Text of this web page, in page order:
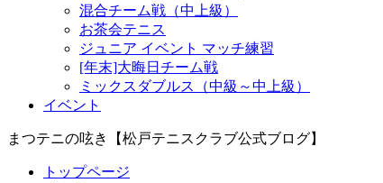
混合チーム戦（中上級）
お茶会テニス
ジュニア イベント マッチ練習
[年末]大晦日チーム戦
ミックスダブルス（中級～中上級）
イベント
まつテニの呟き【松戸テニスクラブ公式ブログ】
トップページ